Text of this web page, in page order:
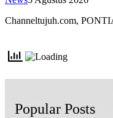
Channeltujuh.com,
Popular Posts